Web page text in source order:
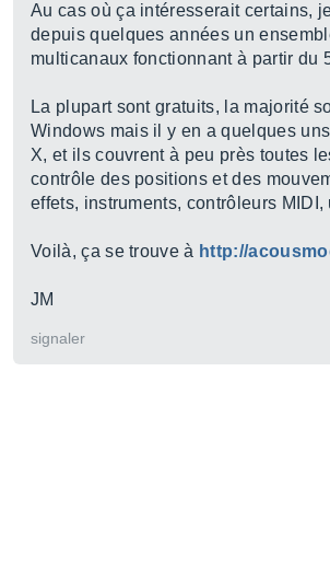
Au cas où ça intéresserait certains,
depuis quelques années un
multicanaux fonctionnant à partir du
La plupart sont gratuits, la majorité
Windows mais il y en a quelques
X, et ils couvrent à peu près toutes
contrôle des positions et des
effets, instruments, contrôleurs MIDI,
Voilà, ça se trouve à http://
JM
signaler